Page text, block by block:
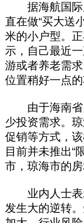
据海航国际
直在做“买大送
米的小户型。
示，自己最近
游或者养老需
位置稍好一点
由于海南省
少投资需求。
促销等方式，
目前并未推出“
市，琼海市的
业内人士表
发生大的逆转